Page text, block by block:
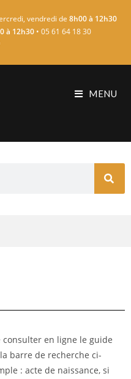
vendredi de 8h00 à 12h30
à 12h30 • 05 61 64 18 30
MENU
en ligne le guide
barre de recherche ci-
: acte de naissance, si